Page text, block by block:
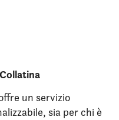
un servizio
sia per chi è